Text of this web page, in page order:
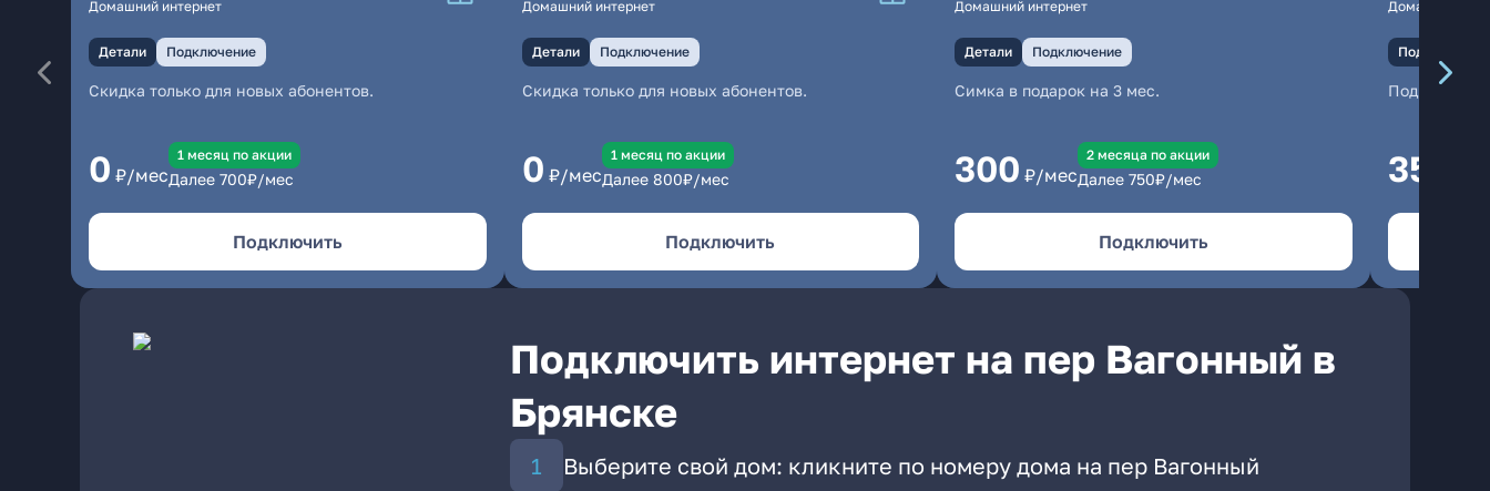
Домашний интернет
Детали Подключение
Скидка только для новых абонентов.
0 ₽/мес
1 месяц по акции
Далее 700₽/мес
Подключить
Домашний интернет
Детали Подключение
Скидка только для новых абонентов.
0 ₽/мес
1 месяц по акции
Далее 800₽/мес
Подключить
Домашний интернет
Детали Подключение
Симка в подарок на 3 мес.
300 ₽/мес
2 месяцa по акции
Далее 750₽/мес
Подключить
Домашний
Подключение
350
Подключить интернет на пер Вагонный в
Брянске
Выберите свой дом: кликните по номеру дома на пер Вагонный